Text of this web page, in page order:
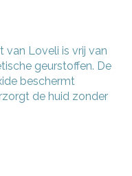
van Loveli is vrij van
geurstoffen. De
beschermt
de huid zonder